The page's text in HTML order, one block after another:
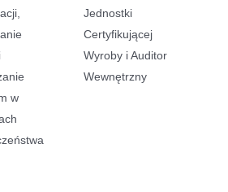
w
Jednostki
Certyfikującej
Wyroby i Auditor
Wewnętrzny